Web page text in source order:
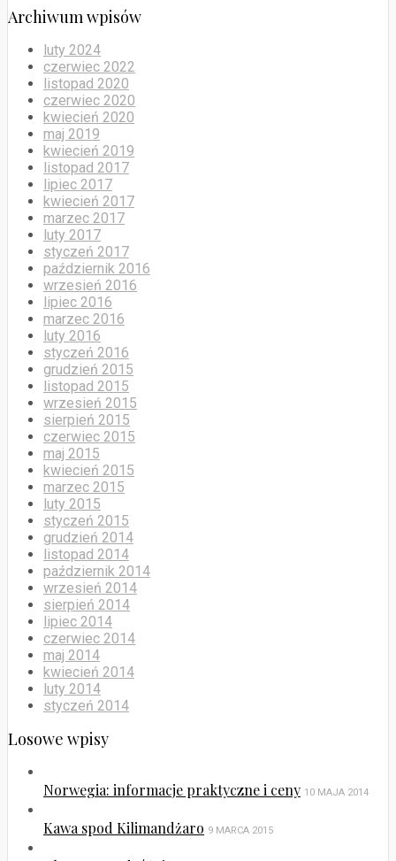
Archiwum wpisów
luty 2024
czerwiec 2022
listopad 2020
czerwiec 2020
kwiecień 2020
maj 2019
kwiecień 2019
listopad 2017
lipiec 2017
kwiecień 2017
marzec 2017
luty 2017
styczeń 2017
październik 2016
wrzesień 2016
lipiec 2016
marzec 2016
luty 2016
styczeń 2016
grudzień 2015
listopad 2015
wrzesień 2015
sierpień 2015
czerwiec 2015
maj 2015
kwiecień 2015
marzec 2015
luty 2015
styczeń 2015
grudzień 2014
listopad 2014
październik 2014
wrzesień 2014
sierpień 2014
lipiec 2014
czerwiec 2014
maj 2014
kwiecień 2014
luty 2014
styczeń 2014
Losowe wpisy
Norwegia: informacje praktyczne i ceny 10 MAJA 2014
Kawa spod Kilimandżaro 9 MARCA 2015